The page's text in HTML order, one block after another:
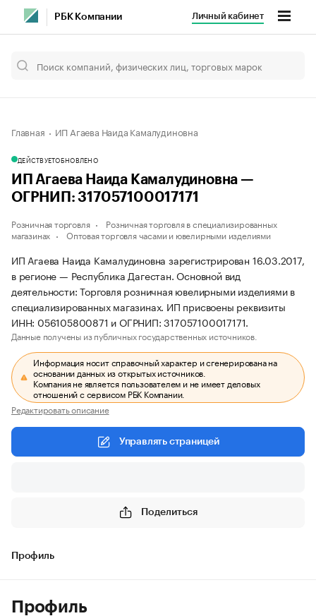
РБК Компании Личный кабинет
Главная ИП Агаева Наида Камалудиновна
ДЕЙСТВУЕТОБНОВЛЕНО
ИП Агаева Наида Камалудиновна —
ОГРНИП: 317057100017171
Розничная торговля
Розничная торговля в специализированных
магазинах
Оптовая торговля часами и ювелирными изделиями
ИП Агаева Наида Камалудиновна зарегистрирован 16.03.2017,
в регионе — Республика Дагестан. Основной вид
деятельности: Торговля розничная ювелирными изделиями в
специализированных магазинах. ИП присвоены реквизиты
ИНН: 056105800871 и ОГРНИП: 317057100017171.
Данные получены из публичных государственных источников.
Информация носит справочный характер и сгенерирована на
основании данных из открытых источников.
Компания не является пользователем и не имеет деловых
отношений с сервисом РБК Компании.
Редактировать описание
Управлять страницей
Поделиться
Профиль
Профиль